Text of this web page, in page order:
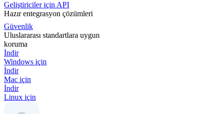
Geliştiriciler için API
Hazır entegrasyon çözümleri
Güvenlik
Uluslararası standartlara uygun
koruma
İndir
Windows için
İndir
Mac için
İndir
Linux için